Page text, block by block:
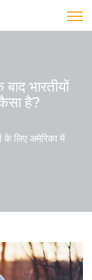
भारतीयों
है?
के लिए अमेरिका में